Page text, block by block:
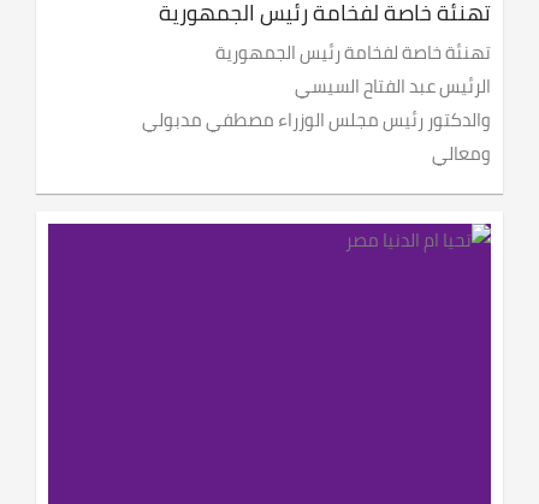
تهنئة خاصة لفخامة رئيس الجمهورية
تهنئة خاصة لفخامة رئيس الجمهورية
الرئيس عبد الفتاح السيسي
والدكتور رئيس مجلس الوزراء مصطفي مدبولي
ومعالي